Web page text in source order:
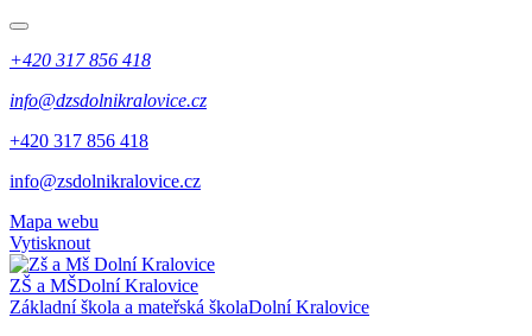
+420 317 856 418
info@dzsdolnikralovice.cz
+420 317 856 418
info@zsdolnikralovice.cz
Mapa webu
Vytisknout
ZŠ a MŠDolní Kralovice
Základní škola a mateřská školaDolní Kralovice